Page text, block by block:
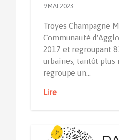
9 MAI 2023
Troyes Champagne
Communauté
2017 et regroupant
urbaines, tantôt plus
regroupe un…
Lire